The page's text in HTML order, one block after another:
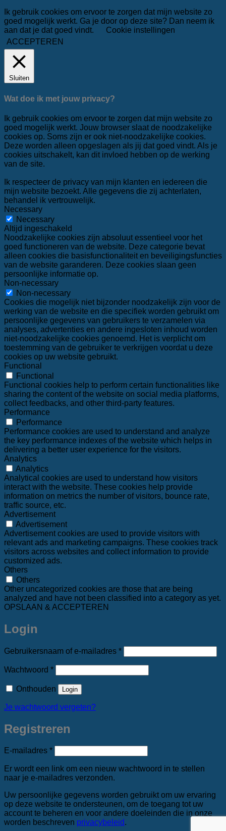
Ik gebruik cookies om ervoor te zorgen dat mijn website zo
goed mogelijk werkt. Ga je door op deze site? Dan neem ik
aan dat je dat goed vindt.
Cookie instellingen
ACCEPTEREN
Sluiten
Wat doe ik met jouw privacy?
Ik gebruik cookies om ervoor te zorgen dat mijn website zo
goed mogelijk werkt. Jouw browser slaat de noodzakelijke
cookies op. Soms zijn er ook niet-noodzakelijke cookies.
Deze worden alleen opgeslagen als jij dat goed vindt. Als je
cookies uitschakelt, kan dit invloed hebben op de werking
van de site.
Ik respecteer de privacy van mijn klanten en iedereen die
mijn website bezoekt. Alle gegevens die zij achterlaten,
behandel ik vertrouwelijk.
Necessary
Necessary
Altijd ingeschakeld
Noodzakelijke cookies zijn absoluut essentieel voor het
goed functioneren van de website. Deze categorie bevat
alleen cookies die basisfunctionaliteit en beveiligingsfuncties
van de website garanderen. Deze cookies slaan geen
persoonlijke informatie op.
Non-necessary
Non-necessary
Cookies die mogelijk niet bijzonder noodzakelijk zijn voor de
werking van de website en die specifiek worden gebruikt om
persoonlijke gegevens van gebruikers te verzamelen via
analyses, advertenties en andere ingesloten inhoud worden
niet-noodzakelijke cookies genoemd. Het is verplicht om
toestemming van de gebruiker te verkrijgen voordat u deze
cookies op uw website gebruikt.
Functional
Functional
Functional cookies help to perform certain functionalities like
sharing the content of the website on social media platforms,
collect feedbacks, and other third-party features.
Performance
Performance
Performance cookies are used to understand and analyze
the key performance indexes of the website which helps in
delivering a better user experience for the visitors.
Analytics
Analytics
Analytical cookies are used to understand how visitors
interact with the website. These cookies help provide
information on metrics the number of visitors, bounce rate,
traffic source, etc.
Advertisement
Advertisement
Advertisement cookies are used to provide visitors with
relevant ads and marketing campaigns. These cookies track
visitors across websites and collect information to provide
customized ads.
Others
Others
Other uncategorized cookies are those that are being
analyzed and have not been classified into a category as yet.
OPSLAAN & ACCEPTEREN
Login
Gebruikersnaam of e-mailadres *Vereist
Wachtwoord *Vereist
Onthouden Login
Je wachtwoord vergeten?
Registreren
E-mailadres *Vereist
Er wordt een link om een nieuw wachtwoord in te stellen
naar je e-mailadres verzonden.
Uw persoonlijke gegevens worden gebruikt om uw ervaring
op deze website te ondersteunen, om de toegang tot uw
account te beheren en voor andere doeleinden die in onze
worden beschreven privacybeleid.